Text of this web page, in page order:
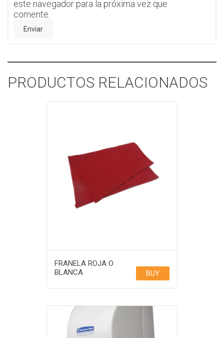
este navegador para la próxima vez que
comente.
PRODUCTOS RELACIONADOS
FRANELA ROJA O
BLANCA
BUY